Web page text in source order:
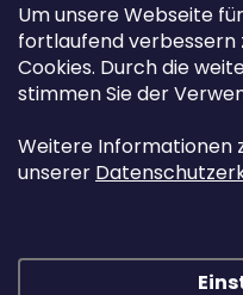
Um unsere Webseite
fortlaufend verbessern
Cookies. Durch die
stimmen Sie der
Weitere Informationen
unserer